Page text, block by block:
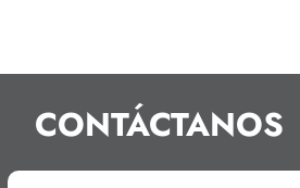
CONTÁCTANOS